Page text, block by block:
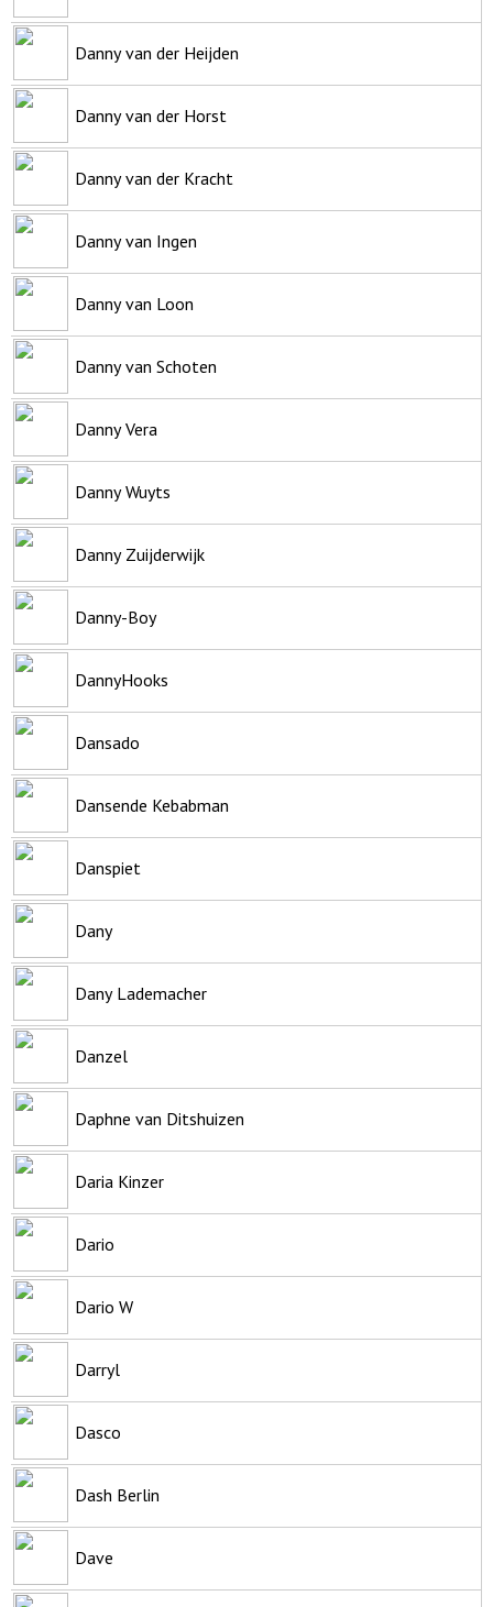
Danny van der Heijden
Danny van der Horst
Danny van der Kracht
Danny van Ingen
Danny van Loon
Danny van Schoten
Danny Vera
Danny Wuyts
Danny Zuijderwijk
Danny-Boy
DannyHooks
Dansado
Dansende Kebabman
Danspiet
Dany
Dany Lademacher
Danzel
Daphne van Ditshuizen
Daria Kinzer
Dario
Dario W
Darryl
Dasco
Dash Berlin
Dave